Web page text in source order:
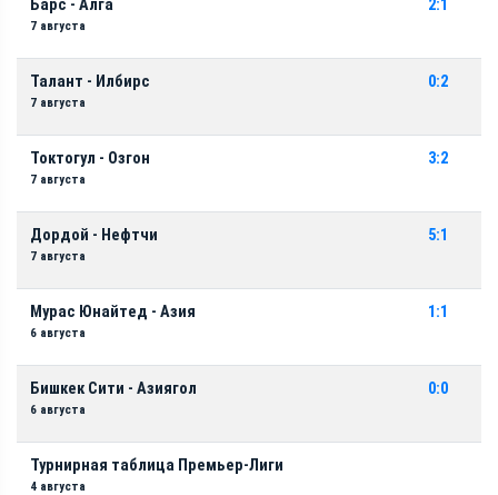
Барс - Алга
7 августа
2:1
Талант - Илбирс
7 августа
0:2
Токтогул - Озгон
7 августа
3:2
Дордой - Нефтчи
7 августа
5:1
Мурас Юнайтед - Азия
6 августа
1:1
Бишкек Сити - Азиягол
6 августа
0:0
Турнирная таблица Премьер-Лиги
4 августа